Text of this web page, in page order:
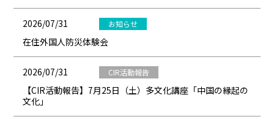
2026/07/31 お知らせ
在住外国人防災体験会
2026/07/31 CIR活動報告
【CIR活動報告】7月25日（土）多文化講座「中国の縁起の
文化」